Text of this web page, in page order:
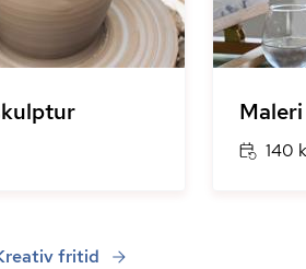
Maleri
140
fritid